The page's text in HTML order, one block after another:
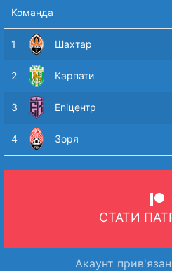
Команда
1 Шахтар
2 Карпати
3 Епіцентр
4 Зоря
СТАТИ
Акаунт прив'язан